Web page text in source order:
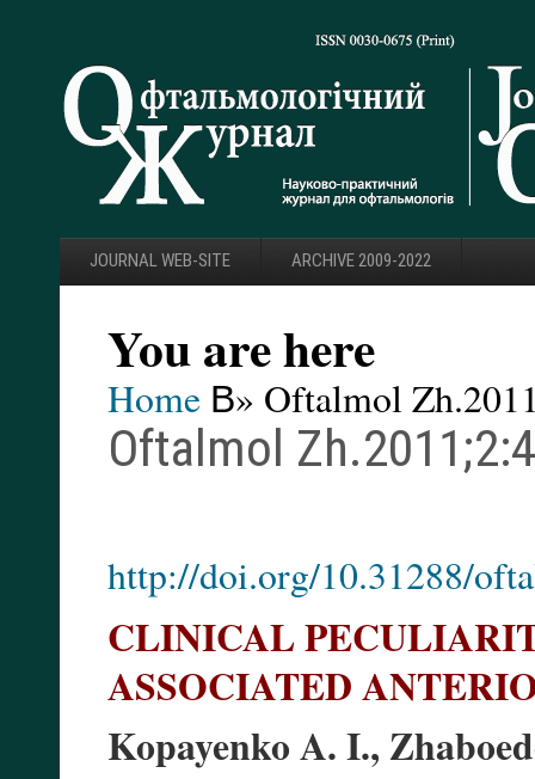
JOURNAL WEB-SITE ARCHIVE 2009-2022
You are here
Home В» Oftalmol
Oftalmol
http://doi.org/10.31288/
CLINICAL
ASSOCIATED
Kopayenko A. I.,